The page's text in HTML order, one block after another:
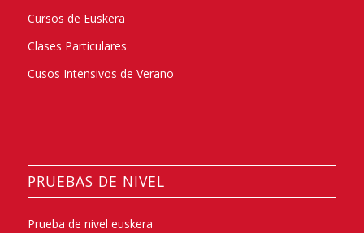
Cursos de Euskera
Clases Particulares
Cusos Intensivos de Verano
PRUEBAS DE NIVEL
Prueba de nivel euskera